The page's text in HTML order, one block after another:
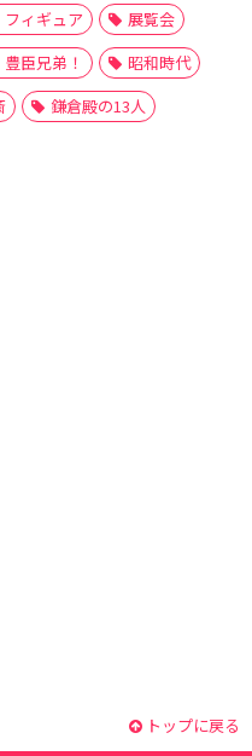
フィギュア
展覧会
豊臣兄弟！
昭和時代
鎌倉殿の13人
トップに戻る